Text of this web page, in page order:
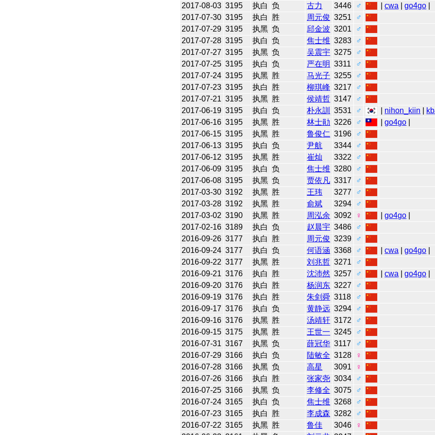
2017-08-03 3195 执白 负 古力 3446 ♂ |cwa |go4go
2017-07-30 3195 执白 胜 周元俊 3251
♂
2017-07-29 3195 执黑 负 邱金波 3201
♂
2017-07-28 3195 执白 负 焦士维 3283
♂
2017-07-27 3195 执黑 负 吴震宇 3275
♂
2017-07-25 3195 执白 负 严在明 3311
♂
2017-07-24 3195 执黑 胜 马光子 3255
♂
2017-07-23 3195 执白 胜 柳琪峰 3217
♂
2017-07-21 3195 执黑 胜 侯靖哲 3147
♂
2017-06-19 3195 执白 负 朴永訓 3531 ♂ nihon_kiin
2017-06-16 3195 执黑 胜 林士勛 3226 ♂ |go4go
2017-06-15 3195 执黑 胜 鲁俊仁 3196
♂
2017-06-13 3195 执白 负 尹航 3344
♂
2017-06-12 3195 执黑 胜 崔灿 3322
♂
2017-06-09 3195 执白 负 焦士维 3280
♂
2017-06-08 3195 执黑 负 贾依凡 3317
♂
2017-03-30 3192 执黑 胜 王玮 3277
♂
2017-03-28 3192 执黑 胜 俞斌 3294
♂
2017-03-02 3190 执黑 胜 周泓余 3092 ♀ |go4go
2017-02-16 3189 执白 负 赵晨宇 3486
♂
2016-09-26 3177 执白 胜 周元俊 3239
♂
2016-09-24 3177 执白 负 何语涵 3368 ♂ |cwa |go4go
2016-09-22 3177 执黑 胜 刘兆哲 3271
♂
2016-09-21 3176 执白 胜 沈沛然 3257 ♂ |cwa |go4go
2016-09-20 3176 执白 胜 杨润东 3227
♂
2016-09-19 3176 执白 胜 朱剑舜 3118
♂
2016-09-17 3176 执白 负 黄静远 3294
♂
2016-09-16 3176 执黑 胜 汤靖轩 3172
♂
2016-09-15 3175 执黑 胜 王世一 3245
♂
2016-07-31 3167 执黑 负 薛冠华 3117
♂
2016-07-29 3166 执白 负 陆敏全 3128
♀
2016-07-28 3166 执黑 负 高星 3091
♀
2016-07-26 3166 执白 胜 张家尧 3034
♂
2016-07-25 3166 执黑 负 李修全 3075
♂
2016-07-24 3165 执白 负 焦士维 3268
♂
2016-07-23 3165 执白 胜 李成森 3282
♂
2016-07-22 3165 执黑 胜 鲁佳 3046
♀